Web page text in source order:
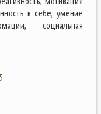
в себе, умение
социальная